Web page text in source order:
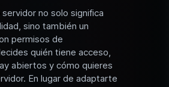
no solo significa
sino también un
permisos de
quién tiene acceso,
abiertos y cómo quieres
En lugar de adaptarte